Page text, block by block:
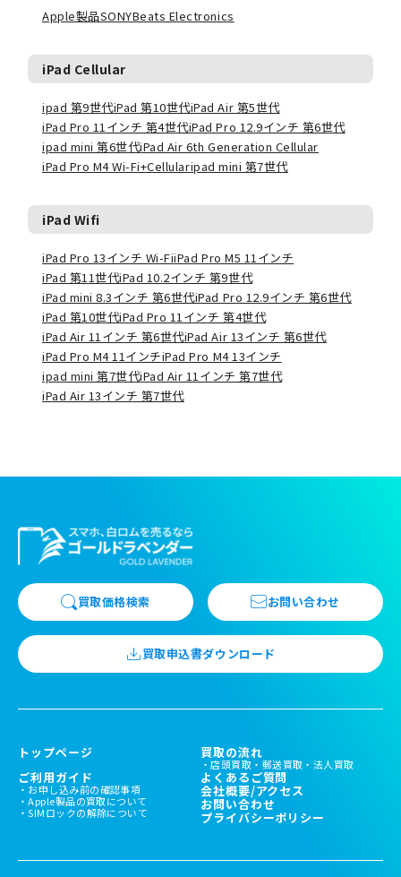
Apple製品SONYBeats Electronics
iPad Cellular
ipad 第9世代iPad 第10世代iPad Air 第5世代
iPad Pro 11インチ 第4世代iPad Pro 12.9インチ 第6世代
ipad mini 第6世代iPad Air 6th Generation Cellular
iPad Pro M4 Wi-Fi+Cellularipad mini 第7世代
iPad Wifi
iPad Pro 13インチ Wi-FiiPad Pro M5 11インチ
iPad 第11世代iPad 10.2インチ 第9世代
iPad mini 8.3インチ 第6世代iPad Pro 12.9インチ 第6世代
iPad 第10世代iPad Pro 11インチ 第4世代
iPad Air 11インチ 第6世代iPad Air 13インチ 第6世代
iPad Pro M4 11インチiPad Pro M4 13インチ
ipad mini 第7世代iPad Air 11インチ 第7世代
iPad Air 13インチ 第7世代
買取価格検索 お問い合わせ
買取申込書ダウンロード
トップページ 買取の流れ
店頭買取 郵送買取 法人買取
ご利用ガイド
お申し込み前の確認事項
Apple製品の買取について
SIMロックの解除について
よくあるご質問
会社概要/アクセス
お問い合わせ
プライバシーポリシー